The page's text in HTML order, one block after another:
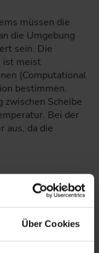
Über Cookies
müssen die
die Umgebung
sein. Die
ist meist
(Computational
bestimmen.
Scheibe
Bei der
aus, da die